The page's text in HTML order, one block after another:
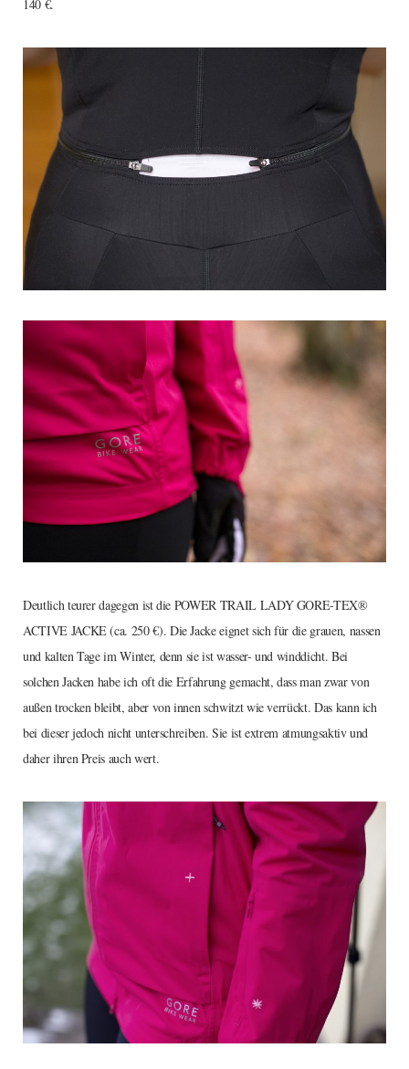
140 €.
Deutlich teurer dagegen ist die POWER TRAIL LADY GORE-TEX®
ACTIVE JACKE (ca. 250 €). Die Jacke eignet sich für die grauen, nassen
und kalten Tage im Winter, denn sie ist wasser- und winddicht. Bei
solchen Jacken habe ich oft die Erfahrung gemacht, dass man zwar von
außen trocken bleibt, aber von innen schwitzt wie verrückt. Das kann ich
bei dieser jedoch nicht unterschreiben. Sie ist extrem atmungsaktiv und
daher ihren Preis auch wert.